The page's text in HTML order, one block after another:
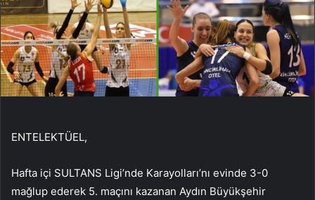
ENTELEKTÜEL,
Hafta içi SULTANS Ligi’nde Karayolları’nı evinde 3-0
mağlup ederek 5. maçını kazanan Aydın Büyükşehir